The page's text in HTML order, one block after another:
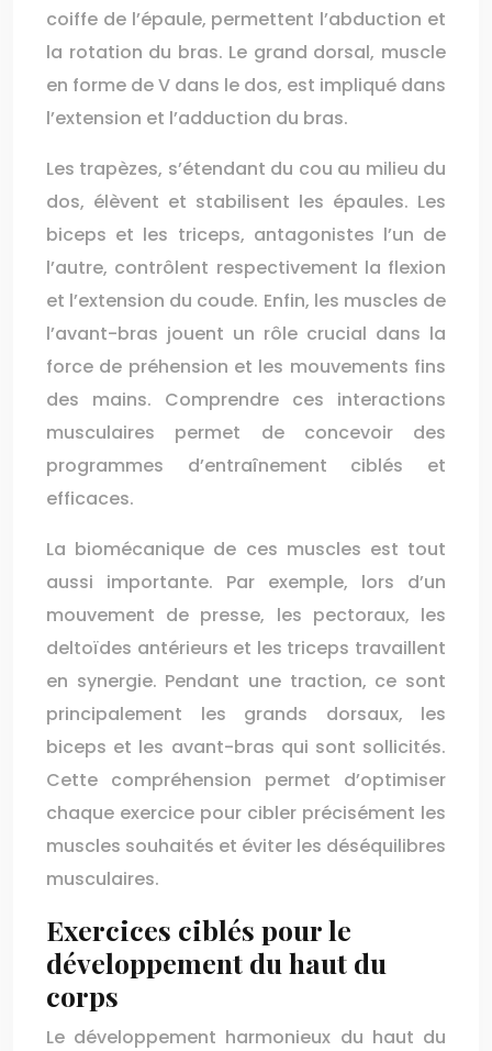
coiffe de l’épaule, permettent l’abduction et
la rotation du bras. Le grand dorsal, muscle
en forme de V dans le dos, est impliqué dans
l’extension et l’adduction du bras.
Les trapèzes, s’étendant du cou au milieu du
dos, élèvent et stabilisent les épaules. Les
biceps et les triceps, antagonistes l’un de
l’autre, contrôlent respectivement la flexion
et l’extension du coude. Enfin, les muscles de
l’avant-bras jouent un rôle crucial dans la
force de préhension et les mouvements fins
des mains. Comprendre ces interactions
musculaires permet de concevoir des
programmes d’entraînement ciblés et
efficaces.
La biomécanique de ces muscles est tout
aussi importante. Par exemple, lors d’un
mouvement de presse, les pectoraux, les
deltoïdes antérieurs et les triceps travaillent
en synergie. Pendant une traction, ce sont
principalement les grands dorsaux, les
biceps et les avant-bras qui sont sollicités.
Cette compréhension permet d’optimiser
chaque exercice pour cibler précisément les
muscles souhaités et éviter les déséquilibres
musculaires.
Exercices ciblés pour le
développement du haut du
corps
Le développement harmonieux du haut du